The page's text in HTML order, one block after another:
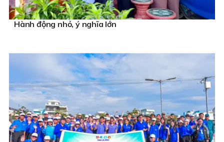
Hành động nhỏ, ý nghĩa lớn